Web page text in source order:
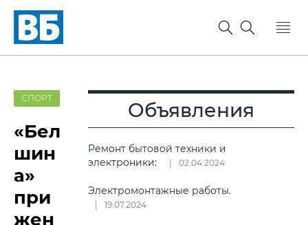
СПОРТ
«Бел
шин
а»
при
жен
Объявления
Ремонт бытовой техники и
электроники:
02.04.2024
Электромонтажные работы.
19.07.2024